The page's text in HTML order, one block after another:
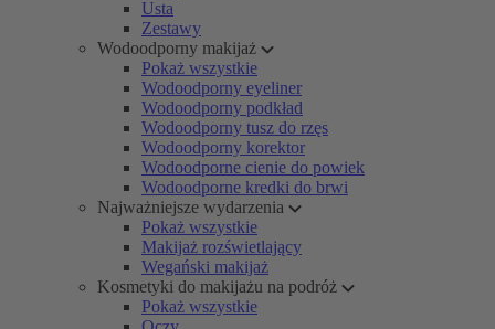
Usta
Zestawy
Wodoodporny makijaż
Pokaż wszystkie
Wodoodporny eyeliner
Wodoodporny podkład
Wodoodporny tusz do rzęs
Wodoodporny korektor
Wodoodporne cienie do powiek
Wodoodporne kredki do brwi
Najważniejsze wydarzenia
Pokaż wszystkie
Makijaż rozświetlający
Wegański makijaż
Kosmetyki do makijażu na podróż
Pokaż wszystkie